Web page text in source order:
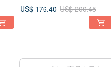
(赤/青/緑/黄/黒白)
US$ 176.40 US$ 200.45